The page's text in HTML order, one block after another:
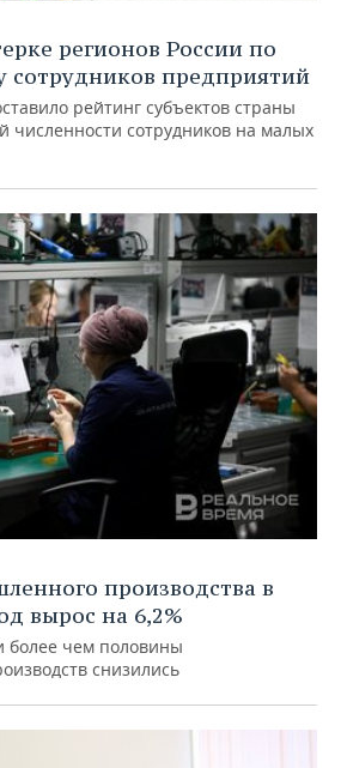
регионов России по
сотрудников предприятий
рейтинг субъектов страны
численности сотрудников на малых
производства в
вырос на 6,2%
более чем половины
снизились